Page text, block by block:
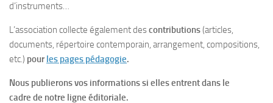
d’instruments…
L’association collecte également descontributions(articles,
documents, répertoire contemporain, arrangement, compositions,
etc.) pourles pages pédagogie.
Nous publierons vos informations si elles entrent dans le
cadre de notre ligne éditoriale.